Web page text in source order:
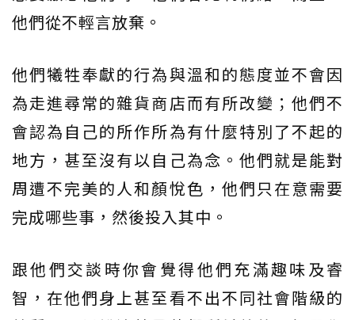
他們從不輕言放棄。
他們犧牲奉獻的行為與溫和的態度並不會因
為走進尋常的雜貨商店而有所改變；他們不
會認為自己的所作所為有什麼特別了不起的
地方，甚至沒有以自己為念。他們就是能對
周遭不完美的人和顏悅色，他們只在意需要
完成哪些事，然後投入其中。
跟他們交談時你會覺得他們充滿趣味及睿
智，在他們身上甚至看不出不同社會階級的